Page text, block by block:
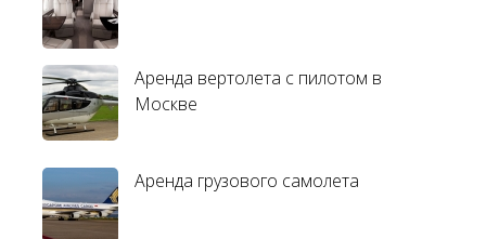
Аренда вертолета с пилотом в
Москве
Аренда грузового самолета